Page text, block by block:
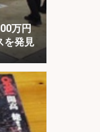
万円
を発見